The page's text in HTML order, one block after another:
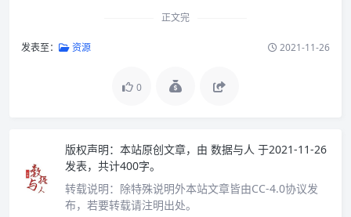
正文完
发表至： 资源 2021-11-26
0
版权声明： 本站原创文章，由 数据与人 于2021-11-26
发表，共计400字。
转载说明： 除特殊说明外本站文章皆由CC-4.0协议发
布，若要转载请注明出处。